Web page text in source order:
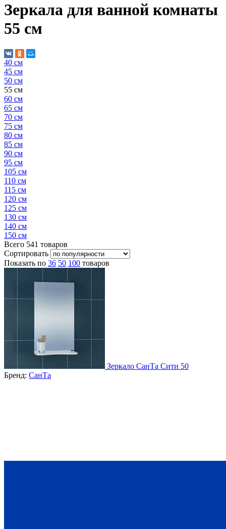
Зеркала для ванной комнаты
55 см
40 см
45 см
50 см
55 см
60 см
65 см
70 см
75 см
80 см
85 см
90 см
95 см
105 см
110 см
115 см
120 см
125 см
130 см
140 см
150 см
Всего 541 товаров
Сортировать
Показать по 36 50 100 товаров
Зеркало СанТа Сити 50
Бренд: СанТа